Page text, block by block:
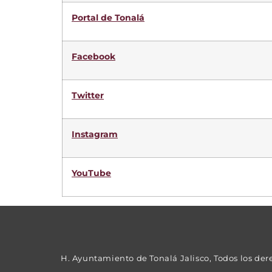
Portal de Tonalá
Facebook
Twitter
Instagram
YouTube
H. Ayuntamiento de Tonalá Jalisco, Todos los